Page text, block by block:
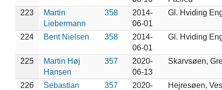
223
Martin
Liebermann
358
2014-
06-01
Gl. Hviding
224 Bent Nielsen 358
2014-
06-01
Gl. Hviding
225
Martin Høj
Hansen
357
2020-
06-13
Skarvsøen,
226
Sebastian
357
2020-
Hejresøen,